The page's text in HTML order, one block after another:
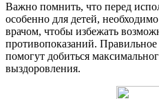
Важно помнить, что перед
особенно для детей,
врачом, чтобы избежать
противопоказаний.
помогут добиться
выздоровления.